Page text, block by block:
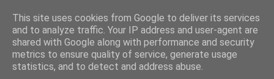
Badiale & Tringali
This site uses cookies from Google to deliver its services
and to analyze traffic. Your IP address and user-agent are
shared with Google along with performance and security
metrics to ensure quality of service, generate usage
statistics, and to detect and address abuse.